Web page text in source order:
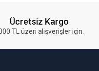
Ücretsiz Kargo
TL üzeri alişverişler için.